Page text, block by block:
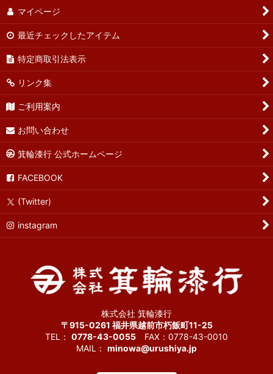
マイページ
最近チェックしたアイテム
特定商取引法表示
リンク集
ご利用案内
お問い合わせ
箕輪漆行 公式ホームページ
FACEBOOK
(Twitter)
instagram
株式会社 箕輪漆行
〒915-0261 福井県越前市朽飯町11-25
TEL： 0778-43-0055 FAX：0778-43-0010
MAIL： minowa@urushiya.jp